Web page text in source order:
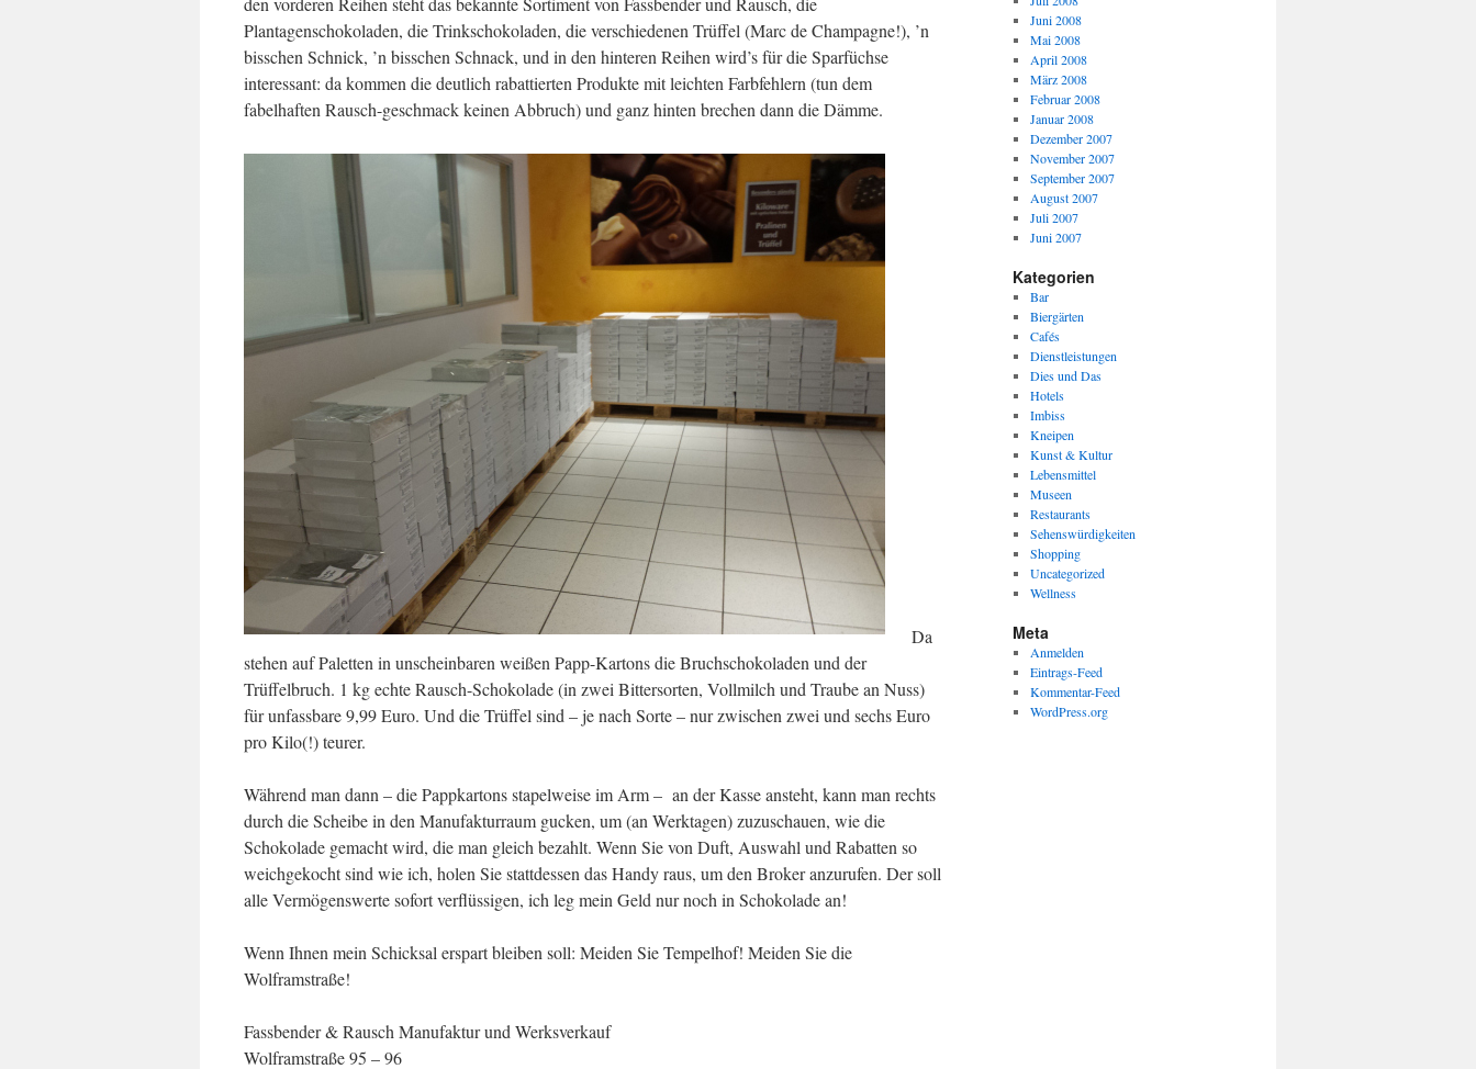
Plantagenschokoladen, die Trinkschokoladen, die verschiedenen Trüffel (Marc de Champagne!), ’n
bisschen Schnick, ’n bisschen Schnack, und in den hinteren Reihen wird’s für die Sparfüchse
interessant: da kommen die deutlich rabattierten Produkte mit leichten Farbfehlern (tun dem
fabelhaften Rausch-geschmack keinen Abbruch) und ganz hinten brechen dann die Dämme.
Da
stehen auf Paletten in unscheinbaren weißen Papp-Kartons die Bruchschokoladen und der
Trüffelbruch. 1 kg echte Rausch-Schokolade (in zwei Bittersorten, Vollmilch und Traube an Nuss)
für unfassbare 9,99 Euro. Und die Trüffel sind – je nach Sorte – nur zwischen zwei und sechs Euro
pro Kilo(!) teurer.
Während man dann – die Pappkartons stapelweise im Arm – an der Kasse ansteht, kann man rechts
durch die Scheibe in den Manufakturraum gucken, um (an Werktagen) zuzuschauen, wie die
Schokolade gemacht wird, die man gleich bezahlt. Wenn Sie von Duft, Auswahl und Rabatten so
weichgekocht sind wie ich, holen Sie stattdessen das Handy raus, um den Broker anzurufen. Der soll
alle Vermögenswerte sofort verflüssigen, ich leg mein Geld nur noch in Schokolade an!
Wenn Ihnen mein Schicksal erspart bleiben soll: Meiden Sie Tempelhof! Meiden Sie die
Wolframstraße!
Fassbender & Rausch Manufaktur und Werksverkauf
Wolframstraße 95 – 96
Juni 2008
Mai 2008
April 2008
März 2008
Februar 2008
Januar 2008
Dezember 2007
November 2007
September 2007
August 2007
Juli 2007
Juni 2007
Kategorien
Bar
Biergärten
Cafés
Dienstleistungen
Dies und Das
Hotels
Imbiss
Kneipen
Kunst & Kultur
Lebensmittel
Museen
Restaurants
Sehenswürdigkeiten
Shopping
Uncategorized
Wellness
Meta
Anmelden
Eintrags-Feed
Kommentar-Feed
WordPress.org